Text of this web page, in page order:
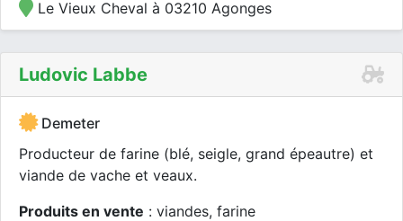
Le Vieux Cheval à 03210 Agonges
Ludovic Labbe
Demeter
Producteur de farine (blé, seigle, grand épeautre) et
viande de vache et veaux.
Produits en vente : viandes, farine